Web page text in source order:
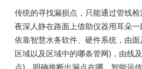
传统的寻找漏损点，只能通过管线
夜深人静在路面上借助仪器用耳朵一
依靠智慧水务软件、硬件系统，由
区域以及区域中的哪条管网)，由线